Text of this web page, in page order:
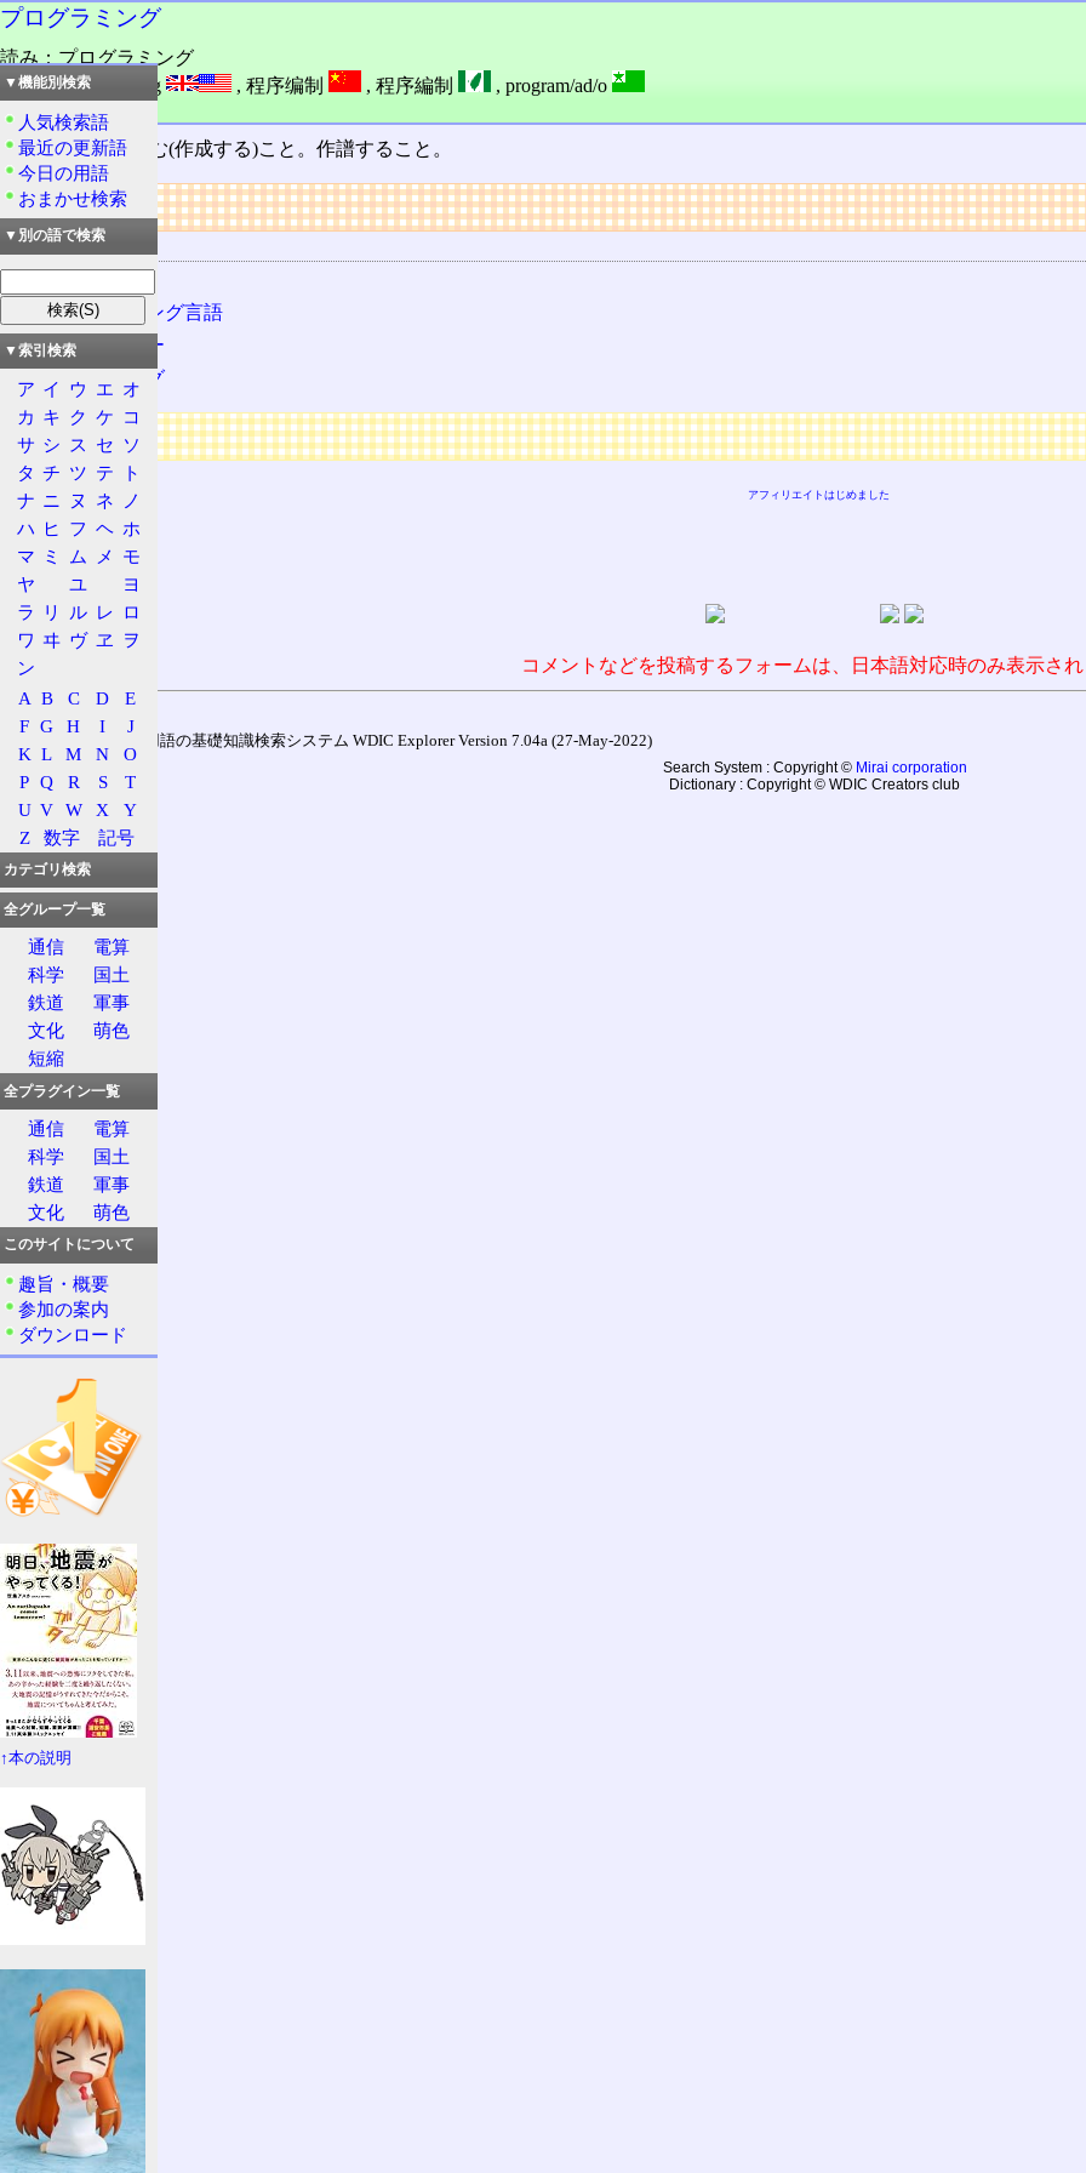
プログラミング
読み：プログラミング
外語：programming , 程序编制 , 程序編制 , program/ad/o
品詞：さ変名詞
プログラムを組む(作成する)こと。作譜すること。
リンク
関連する用語
プログラミング言語
プログラマー
コーディング
広告
アフィリエイトはじめました
コメントなどを投稿するフォームは、日本語対応時のみ表示さ
通信用語の基礎知識検索システム WDIC Explorer Version 7.04a (27-May-2022)
Search System : Copyright © Mirai corporation
Dictionary : Copyright © WDIC Creators club
▼機能別検索
人気検索語
最近の更新語
今日の用語
おまかせ検索
▼別の語で検索
▼索引検索
ア イ ウ エ オ
カ キ ク ケ コ
サ シ ス セ ソ
タ チ ツ テ
ト
ナ ニ ヌ ネ
ノ
ハ ヒ フ ヘ ホ
マ ミ ム メ
モ
ヤ
ユ
ヨ
ラ
リ ル レ ロ
ワ ヰ ヴ ヱ
ヲ
ン
A B C D
E
F G H I
J
K L M N
O
P Q R S
T
U V W X
Y
Z
数字 記号
カテゴリ検索
全グループ一覧
通信
電算
科学
国土
鉄道
軍事
文化
萌色
短縮
全プラグイン一覧
通信
電算
科学
国土
鉄道
軍事
文化
萌色
このサイトについて
趣旨・概要
参加の案内
ダウンロード
↑本の説明